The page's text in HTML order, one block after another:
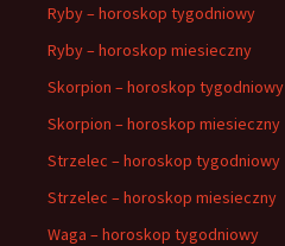
Ryby – horoskop tygodniowy
Ryby – horoskop miesieczny
Skorpion – horoskop tygodniowy
Skorpion – horoskop miesieczny
Strzelec – horoskop tygodniowy
Strzelec – horoskop miesieczny
Waga – horoskop tygodniowy